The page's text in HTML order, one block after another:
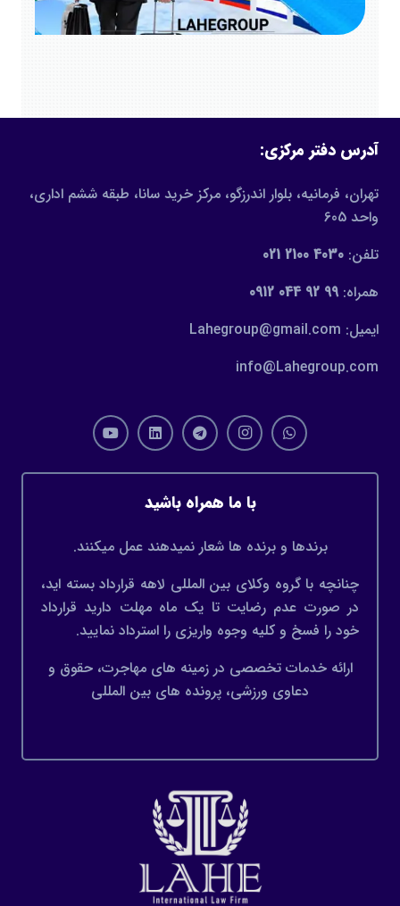
آدرس دفتر مرکزی:
تهران، فرمانیه، بلوار اندرزگو، مرکز خرید سانا، طبقه ششم اداری،
واحد 605
تلفن: 4030 2100 021
همراه:99 92 044 0912
ایمیل: Lahegroup@gmail.com
info@Lahegroup.com
با ما همراه باشید
برندها و برنده ها شعار نمیدهند عمل میکنند.
چنانچه با گروه وکلای بین المللی لاهه قرارداد بسته اید،
در صورت عدم رضایت تا یک ماه مهلت دارید قرارداد
خود را فسخ و کلیه وجوه واریزی را استرداد نمایید.
ارائه خدمات تخصصی در زمینه های مهاجرت، حقوق و
دعاوی ورزشی، پرونده های بین المللی